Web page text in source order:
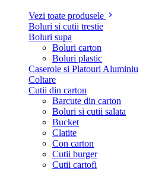
Vezi toate produsele
Boluri si cutii trestie
Boluri supa
Boluri carton
Boluri plastic
Caserole si Platouri Aluminiu
Coltare
Cutii din carton
Barcute din carton
Boluri si cutii salata
Bucket
Clatite
Con carton
Cutii burger
Cutii cartofi